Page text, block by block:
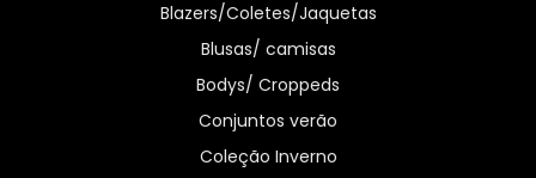
Blazers/Coletes/Jaquetas
Blusas/ camisas
Bodys/ Croppeds
Conjuntos verão
Coleção Inverno